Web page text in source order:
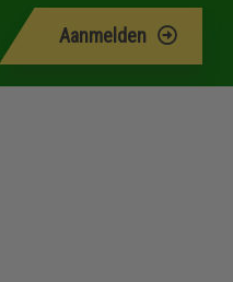
Aanmelden